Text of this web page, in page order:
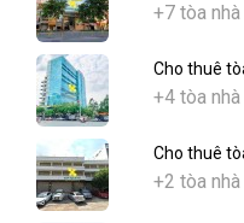
+7 tòa nhà
Cho thuê
+4 tòa nhà
Cho thuê
+2 tòa nhà